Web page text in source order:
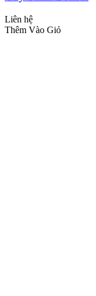
Liên hệ
Thêm Vào Giỏ